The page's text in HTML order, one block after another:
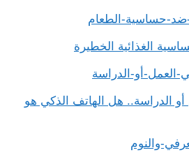
الغذائية الخطيرة
أو الدراسة.. هل الهاتف الذكي هو